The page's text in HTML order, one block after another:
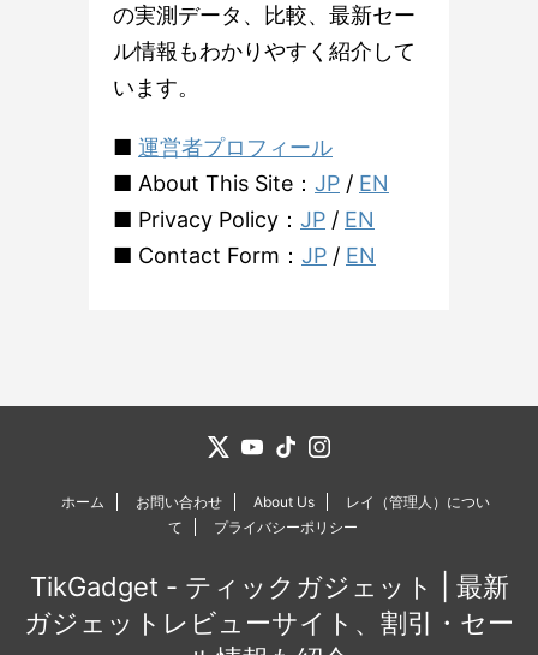
の実測データ、比較、最新セー
ル情報もわかりやすく紹介して
います。
■ 運営者プロフィール
■ About This Site： JP / EN
■ Privacy Policy： JP / EN
■ Contact Form： JP / EN
ホーム お問い合わせ About Us
レイ（管理人）につい
て
プライバシーポリシー
TikGadget - ティックガジェット | 最新
ガジェットレビューサイト、割引・セー